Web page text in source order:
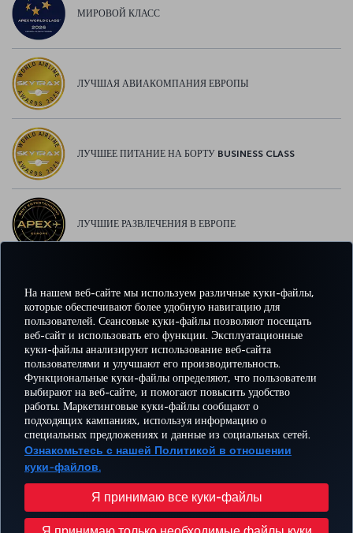
На нашем веб-сайте мы используем различные куки-файлы,
которые обеспечивают более удобную навигацию для
пользователей. Сеансовые куки-файлы позволяют посещать
веб-сайт и использовать его функции. Эксплуатационные
куки-файлы анализируют использование веб-сайта
пользователями и улучшают его производительность.
Функциональные куки-файлы определяют, что пользователи
выбирают на веб-сайте, и помогают повысить удобство
работы. Маркетинговые куки-файлы сообщают о
подходящих кампаниях, используя информацию о
специальных предложениях и данные из социальных сетей.
Ознакомьтесь с нашей Политикой в отношении
куки-файлов.
Я принимаю все куки-файлы
МИРОВОЙ КЛАСС
ЛУЧШАЯ АВИАКОМПАНИЯ ЕВРОПЫ
ЛУЧШЕЕ ПИТАНИЕ НА БОРТУ BUSINESS CLASS
ЛУЧШИЕ РАЗВЛЕЧЕНИЯ В ЕВРОПЕ
ЛУЧШИЙ WI-FI В ЕВРОПЕ
Facebook
TwitterInstagram
YouTubeLinkedIn
TikTokБлогPinterest
БРОНИРУЙТЕ И
УПРАВЛЯЙТЕ
БРОНИРОВАНИЕМ
ВПЕЧАТЛЕНИЕ
ПРЕДЛОЖЕНИЯ
И
НАПРАВЛЕНИЯ
ПОМОЩЬ
Политика конфиденциальности и куки-файлы Правовое уведомление
Изменить настройки куки-файлов План обслуживания клиента Министерства транспорта США